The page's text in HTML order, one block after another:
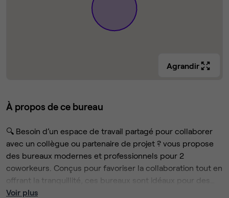
Agrandir
À propos de ce bureau
🔍 Besoin d’un espace de travail partagé pour collaborer
avec un collègue ou partenaire de projet ? vous propose
des bureaux modernes et professionnels pour 2
coworkeurs. Conçus pour favoriser la collaboration tout en
offrant la tranquillité, ces bureaux sont idéaux pour des
coworkers travaillant en tandem !
🛋️ Caractéristiques des bureaux pour 2 coworkeurs :
Voir plus